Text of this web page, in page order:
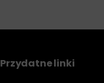
Przydatne linki